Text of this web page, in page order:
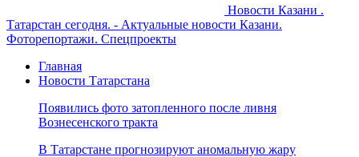
Новости Казани .
Татарстан сегодня. - Актуальные новости Казани.
Фоторепортажи. Спецпроекты
Главная
Новости Татарстана
Появились фото затопленного после ливня
Вознесенского тракта
В Татарстане прогнозируют аномальную жару